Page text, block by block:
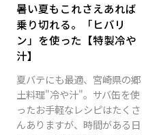
暑い夏もこれさえあれば
乗り切れる。「ヒバリ
ン」を使った【特製冷や
汁】
夏バテにも最適、宮崎県の郷
土料理"冷や汁"。サバ缶を使
ったお手軽なレシピはたくさ
んありますが、時間がある日